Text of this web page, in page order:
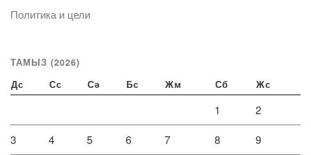
Политика и цели
ТАМЫЗ (2026)
Дс Сс Сә Бс Жм Сб Жс
1 2
3 4 5 6 7 8 9